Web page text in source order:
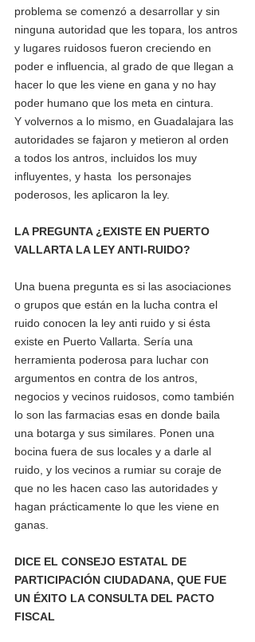
problema se comenzó a desarrollar y sin
ninguna autoridad que les topara, los antros
y lugares ruidosos fueron creciendo en
poder e influencia, al grado de que llegan a
hacer lo que les viene en gana y no hay
poder humano que los meta en cintura.
Y volvernos a lo mismo, en Guadalajara las
autoridades se fajaron y metieron al orden
a todos los antros, incluidos los muy
influyentes, y hasta  los personajes
poderosos, les aplicaron la ley.
LA PREGUNTA ¿EXISTE EN PUERTO
VALLARTA LA LEY ANTI-RUIDO?
Una buena pregunta es si las asociaciones
o grupos que están en la lucha contra el
ruido conocen la ley anti ruido y si ésta
existe en Puerto Vallarta. Sería una
herramienta poderosa para luchar con
argumentos en contra de los antros,
negocios y vecinos ruidosos, como también
lo son las farmacias esas en donde baila
una botarga y sus similares. Ponen una
bocina fuera de sus locales y a darle al
ruido, y los vecinos a rumiar su coraje de
que no les hacen caso las autoridades y
hagan prácticamente lo que les viene en
ganas.
DICE EL CONSEJO ESTATAL DE
PARTICIPACIÓN CIUDADANA, QUE FUE
UN ÉXITO LA CONSULTA DEL PACTO
FISCAL